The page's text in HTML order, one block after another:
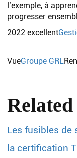
l’exemple, à
progresser
2022 excellent
VueGroupe GRL
Related
Les fusibles de
la certification